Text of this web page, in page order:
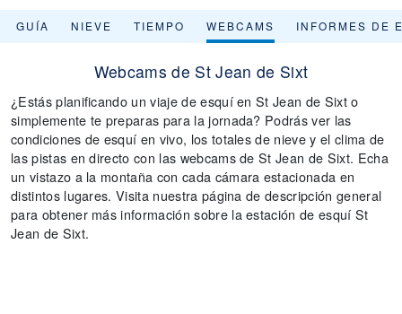
GUÍA NIEVE TIEMPO WEBCAMS INFORMES DE
Webcams de St Jean de Sixt
¿Estás planificando un viaje de esquí en St Jean de Sixt o
simplemente te preparas para la jornada? Podrás ver las
condiciones de esquí en vivo, los totales de nieve y el clima de
las pistas en directo con las webcams de St Jean de Sixt. Echa
un vistazo a la montaña con cada cámara estacionada en
distintos lugares. Visita nuestra página de descripción general
para obtener más información sobre la estación de esquí St
Jean de Sixt.